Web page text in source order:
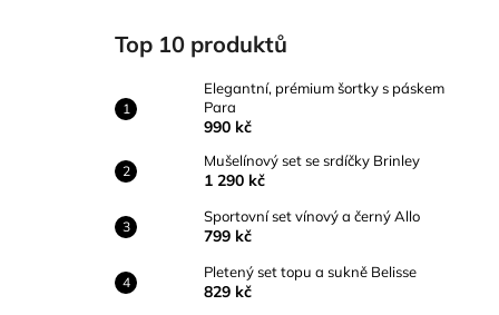
Top 10 produktů
Elegantní, prémium šortky s páskem
Para
990 kč
Mušelínový set se srdíčky Brinley
1 290 kč
Sportovní set vínový a černý Allo
799 kč
Pletený set topu a sukně Belisse
829 kč